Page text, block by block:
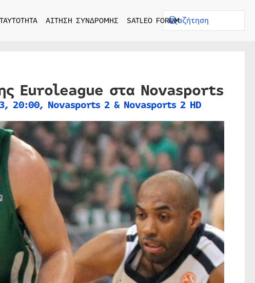
ΤΑΥΤΟΤΗΤΑ ΑΙΤΗΣΗ ΣΥΝΔΡΟΜΗΣ SATLEO FORUM
Euroleague στα Novasports
20:00, Novasports 2 & Novasports 2 HD